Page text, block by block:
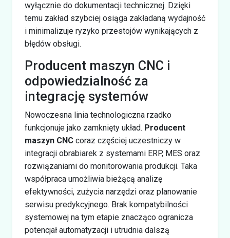
wyłącznie do dokumentacji technicznej. Dzięki
temu zakład szybciej osiąga zakładaną wydajność
i minimalizuje ryzyko przestojów wynikających z
błędów obsługi.
Producent maszyn CNC i
odpowiedzialność za
integrację systemów
Nowoczesna linia technologiczna rzadko
funkcjonuje jako zamknięty układ. Producent
maszyn CNC coraz częściej uczestniczy w
integracji obrabiarek z systemami ERP, MES oraz
rozwiązaniami do monitorowania produkcji. Taka
współpraca umożliwia bieżącą analizę
efektywności, zużycia narzędzi oraz planowanie
serwisu predykcyjnego. Brak kompatybilności
systemowej na tym etapie znacząco ogranicza
potencjał automatyzacji i utrudnia dalszą